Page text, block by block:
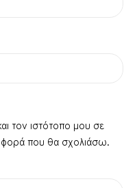
τον ιστότοπο μου σε
φορά που θα σχολιάσω.